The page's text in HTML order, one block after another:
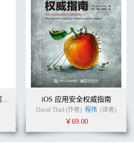
iOS 应用安全权威指南
David Thiel (作者) 程伟 (译者)
￥69.00